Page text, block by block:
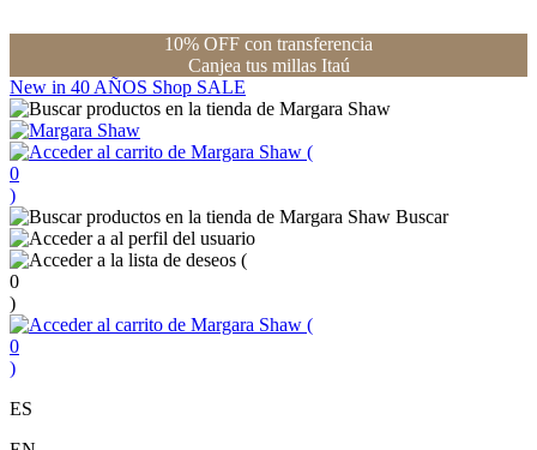
10% OFF con transferencia
Canjea tus millas Itaú
New in 40 AÑOS Shop SALE
(
0
)
Buscar
(
0
)
(
0
)
ES